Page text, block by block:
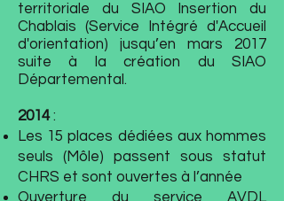
territoriale du SIAO Insertion du
Chablais (Service Intégré d'Accueil
d'orientation) jusqu’en mars 2017
suite à la création du SIAO
Départemental.
2014:
Les 15 places dédiées aux hommes
seuls (Môle) passent sous statut
CHRS et sont ouvertes à l’année
Ouverture du service AVDL